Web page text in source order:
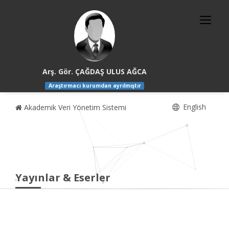
Arş. Gör. ÇAĞDAŞ ULUS AĞCA
Araştırmacı kurumdan ayrılmıştır
Akademik Veri Yönetim Sistemi English
Yayınlar & Eserler